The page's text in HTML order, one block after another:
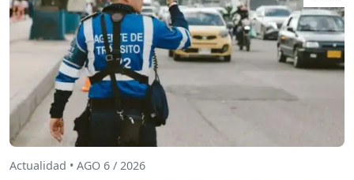
Actualidad • AGO 6 / 2026